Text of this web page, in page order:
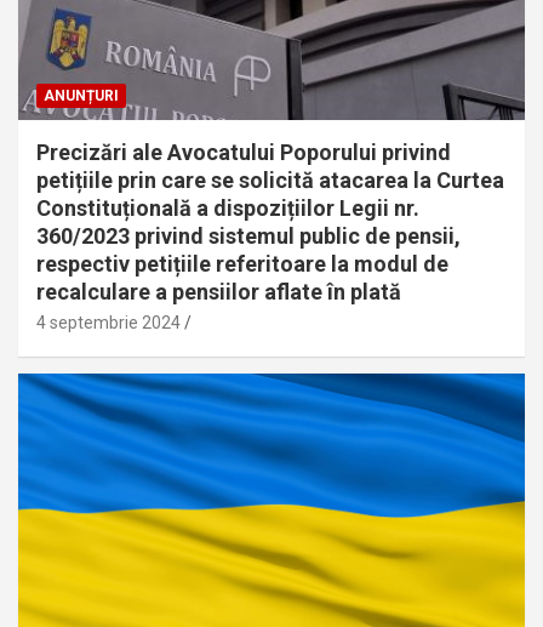
ANUNȚURI
Precizări ale Avocatului Poporului privind
petițiile prin care se solicită atacarea la Curtea
Constituțională a dispozițiilor Legii nr.
360/2023 privind sistemul public de pensii,
respectiv petițiile referitoare la modul de
recalculare a pensiilor aflate în plată
4 septembrie 2024